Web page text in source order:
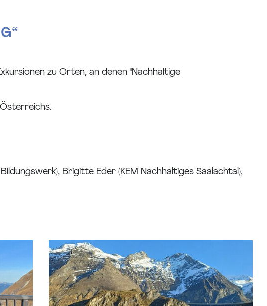
zu Orten, an denen "Nachhaltige
Österreichs.
Brigitte Eder (KEM Nachhaltiges Saalachtal),